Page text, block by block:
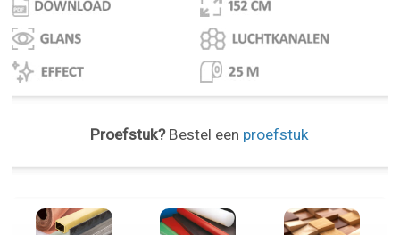
Proefstuk?Bestel een proefstuk